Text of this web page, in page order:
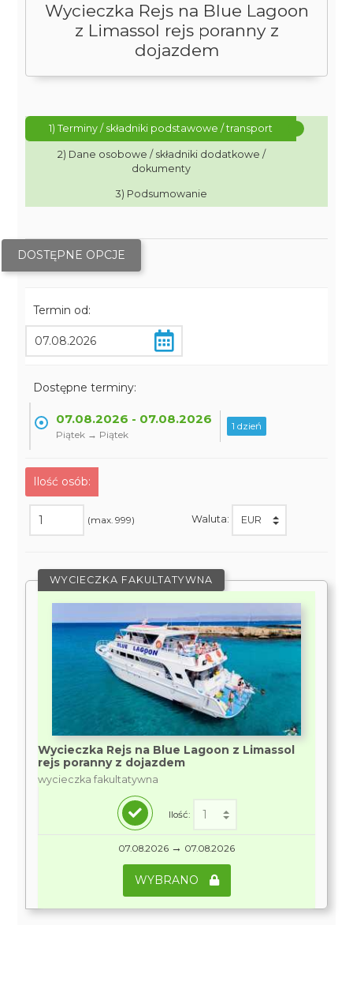
Wycieczka Rejs na Blue Lagoon
z Limassol rejs poranny z
dojazdem
1) Terminy / składniki podstawowe / transport
2) Dane osobowe / składniki dodatkowe /
dokumenty
3) Podsumowanie
DOSTĘPNE OPCJE
Termin od:
Dostępne terminy:
07.08.2026 - 07.08.2026
Piątek → Piątek
1 dzień
Ilość osób:
(max. 999) Waluta:
WYCIECZKA FAKULTATYWNA
Wycieczka Rejs na Blue Lagoon z Limassol
rejs poranny z dojazdem
wycieczka fakultatywna
Ilość:
07.08.2026 → 07.08.2026
WYBRANO